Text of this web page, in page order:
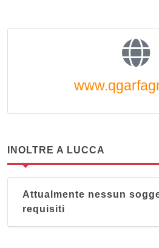
INOLTRE A LUCCA
Attualmente nessun
requisiti